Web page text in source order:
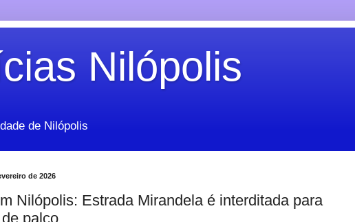
Nilópolis
de Nilópolis
de 2026
Nilópolis: Estrada Mirandela é interditada para
palco